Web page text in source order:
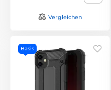
Vergleichen
Basis